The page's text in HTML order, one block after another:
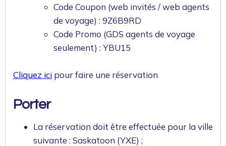
Code Coupon (web invités / web agents
de voyage) : 9Z6B9RD
Code Promo (GDS agents de voyage
seulement) : YBU15
Cliquez ici pour faire une réservation
Porter
La réservation doit être effectuée pour la ville
suivante : Saskatoon (YXE) ;